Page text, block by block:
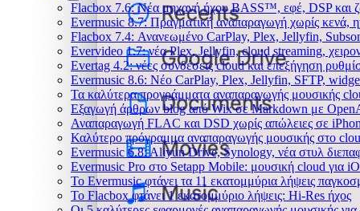
Flacbox 7.6: Νέα μηχανή ήχου BASS™, εφέ, DSP και
Evermusic 8.7: Πραγματική αναπαραγωγή χωρίς κενά,
Flacbox 7.4: Ανανεωμένο CarPlay, Plex, Jellyfin,
Evervideo 1.7: νέα Plex, Jellyfin, cloud streaming,
Evertag 4.2: νέες συνδέσεις cloud και επεξήγηση
Evermusic 8.6: Νέο CarPlay, Plex, Jellyfin, SFTP,
Τα καλύτερα προγράμματα αναπαραγωγής μουσικής
Εξαγωγή άρθρων blog από Wix σε Markdown με
Αναπαραγωγή FLAC και DSD χωρίς απώλειες σε
Καλύτερο πρόγραμμα αναπαραγωγής μουσικής στο
Evermusic 6.8: Aliyun Drive, Synology, νέα στυλ
Evermusic Pro στο Setapp Mobile: μουσική cloud για
Το Evermusic φτάνει τα 11 εκατομμύρια λήψεις
Το Flacbox φτάνει 1 εκατομμύριο λήψεις: Hi-Res ήχος